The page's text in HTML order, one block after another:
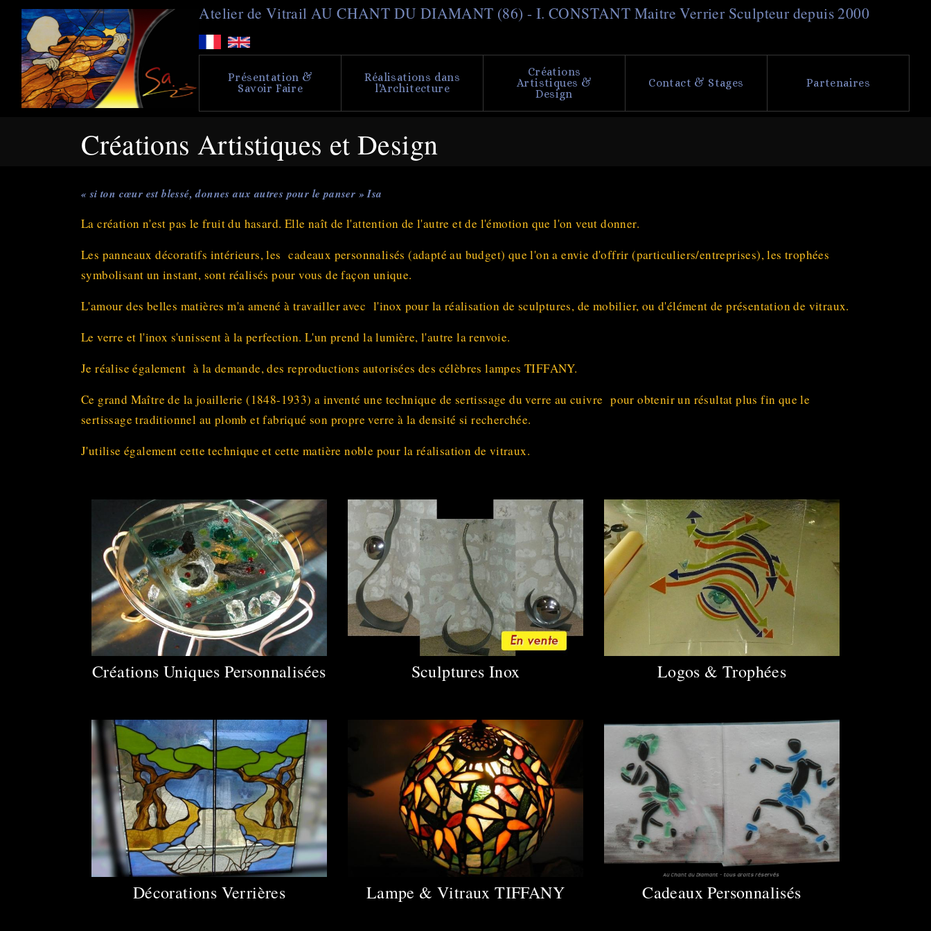
Aller
Atelier de Vitrail AU CHANT DU DIAMANT (86) - I. CONSTANT MaitreVerrier Sculpteur depuis 2000
Présentation &
Savoir Faire
Réalisations dans
l'Architecture
Créations
Artistiques &
Design
Contact & Stages Partenaires
Créations Artistiques et Design
« si ton cœur est blessé, donnes aux autres pour le panser » Isa
La création n'est pas le fruit du hasard. Elle naît de l'attention de l'autre et de l'émotion que l'on veut donner.
Les panneaux décoratifs intérieurs, les cadeaux personnalisés (adapté au budget) que l'on a envie d'offrir (particuliers/entreprises), les trophées
symbolisant un instant, sont réalisés pour vous de façon unique.
L'amour des belles matières m'a amené à travailler avec l'inox pour la réalisation de sculptures, de mobilier, ou d'élément de présentation de vitraux.
Le verre et l'inox s'unissent à la perfection. L'un prend la lumière, l'autre la renvoie.
Je réalise également à la demande, des reproductions autorisées des célèbres lampes TIFFANY.
Ce grand Maître de la joaillerie (1848-1933) a inventé une technique de sertissage du verre au cuivre pour obtenir un résultat plus fin que le
sertissage traditionnel au plomb et fabriqué son propre verre à la densité si recherchée.
J'utilise également cette technique et cette matière noble pour la réalisation de vitraux.
Créations Uniques Personnalisées Sculptures Inox Logos & Trophées
Décorations Verrières Lampe & Vitraux TIFFANY Cadeaux Personnalisés